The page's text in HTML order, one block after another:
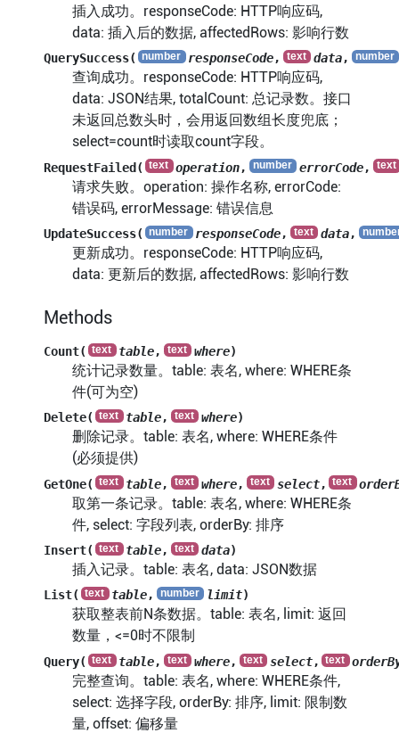
插入成功。responseCode: HTTP响应码,
data: 插入后的数据, affectedRows: 影响行数
QuerySuccess( responseCode, data,
查询成功。responseCode: HTTP响应码,
data: JSON结果, totalCount: 总记录数。接口
未返回总数头时，会用返回数组长度兜底；
select=count时读取count字段。
RequestFailed( operation, errorCode,
请求失败。operation: 操作名称, errorCode:
错误码, errorMessage: 错误信息
UpdateSuccess( responseCode, data,
更新成功。responseCode: HTTP响应码,
data: 更新后的数据, affectedRows: 影响行数
Methods
Count( table, where)
统计记录数量。table: 表名, where: WHERE条
件(可为空)
Delete( table, where)
删除记录。table: 表名, where: WHERE条件
(必须提供)
GetOne( table, where, select,
取第一条记录。table: 表名, where: WHERE条
件, select: 字段列表, orderBy: 排序
Insert( table, data)
插入记录。table: 表名, data: JSON数据
List( table, limit)
获取整表前N条数据。table: 表名, limit: 返回
数量，<=0时不限制
Query( table, where, select,
完整查询。table: 表名, where: WHERE条件,
select: 选择字段, orderBy: 排序, limit: 限制数
量, offset: 偏移量